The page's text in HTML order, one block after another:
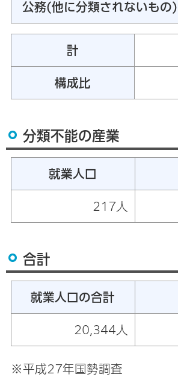
公務(他に分類されないもの)
計
構成比
分類不能の産業
就業人口
217人
合計
就業人口の合計
20,344人
※平成27年国勢調査